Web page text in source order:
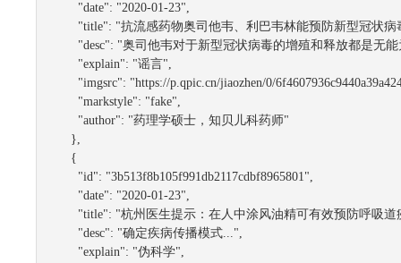
"date": "2020-01-23",
"title": "抗流感药物奥司他韦、利巴韦林能预防新型冠状病
"desc": "奥司他韦对于新型冠状病毒的增殖和释放都是无
"explain": "谣言",
"imgsrc": "https://p.qpic.cn/jiaozhen/0/
"markstyle": "fake",
"author": "药理学硕士，知贝儿科药师"
"id": "3b513f8b105f991db2117cdbf8965801",
"date": "2020-01-23",
"title": "杭州医生提示：在人中涂风油精可有效预防呼吸道
"desc": "确定疾病传播模式...",
"explain": "伪科学",